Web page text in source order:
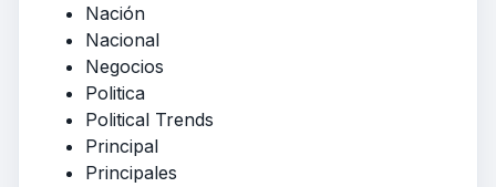
Nación
Nacional
Negocios
Politica
Political Trends
Principal
Principales